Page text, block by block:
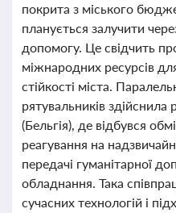
покрита з міського
планується залучити
допомогу. Це свідчить
міжнародних ресурсів
стійкості міста.
рятувальників
(Бельгія), де відбувся
реагування на
передачі гуманітарної
обладнання. Така
сучасних технологій і